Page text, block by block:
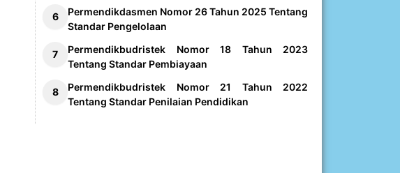
Permendikdasmen Nomor 26 Tahun 2025 Tentang
Standar Pengelolaan
Permendikbudristek Nomor 18 Tahun 2023
Tentang Standar Pembiayaan
Permendikbudristek Nomor 21 Tahun 2022
Tentang Standar Penilaian Pendidikan